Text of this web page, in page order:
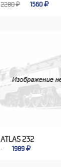
2280 ₽ 1560
ATLAS 232
1989